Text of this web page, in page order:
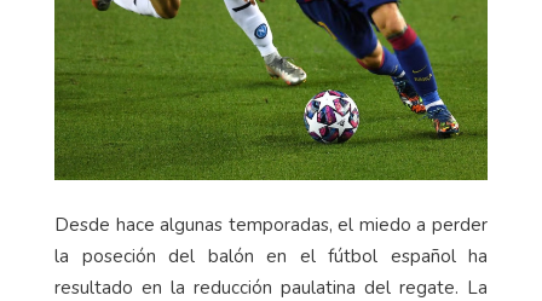
Desde hace algunas temporadas, el miedo a perder
la poseción del balón en el fútbol español ha
resultado en la reducción paulatina del regate. La